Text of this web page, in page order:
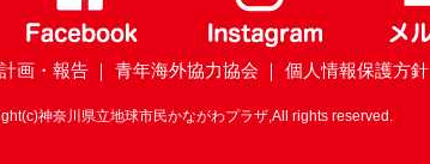
画・報告 ｜ 青年海外協力協会 ｜ 個人情報保護方針
神奈川県立地球市民かながわプラザ,All rights reserved.